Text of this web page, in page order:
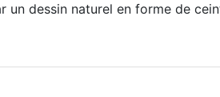
un dessin naturel en forme de